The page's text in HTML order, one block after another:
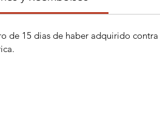
de 15 dias de haber adquirido